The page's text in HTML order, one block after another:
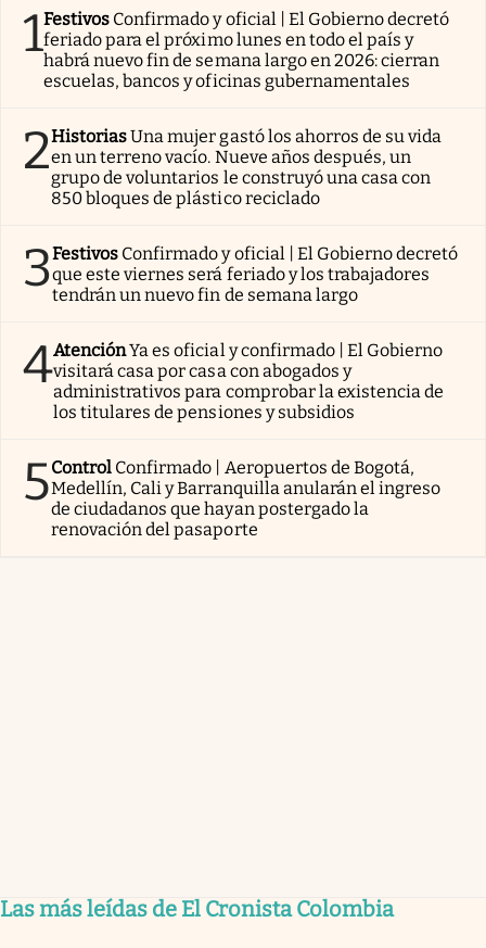
1Festivos Confirmado y oficial | El Gobierno decretó
feriado para el próximo lunes en todo el país y
habrá nuevo fin de semana largo en 2026: cierran
escuelas, bancos y oficinas gubernamentales
2HistoriasUna mujer gastó los ahorros de su vida
en un terreno vacío. Nueve años después, un
grupo de voluntarios le construyó una casa con
850 bloques de plástico reciclado
3Festivos Confirmado y oficial | El Gobierno decretó
que este viernes será feriado y los trabajadores
tendrán un nuevo fin de semana largo
4AtenciónYa es oficial y confirmado | El Gobierno
visitará casa por casa con abogados y
administrativos para comprobar la existencia de
los titulares de pensiones y subsidios
5Control Confirmado | Aeropuertos de Bogotá,
Medellín, Cali y Barranquilla anularán el ingreso
de ciudadanos que hayan postergado la
renovación del pasaporte
Las más leídas de El Cronista Colombia